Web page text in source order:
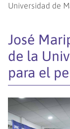
Universidad de
José
de la
para el